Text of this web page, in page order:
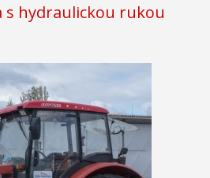
s hydraulickou rukou